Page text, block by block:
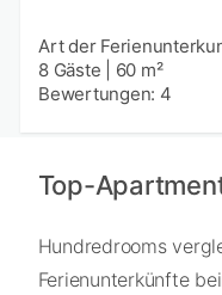
Art der
8 Gäste
60 m²
Bewertungen: 4
Top-
Hundredrooms
Ferienunterkünfte